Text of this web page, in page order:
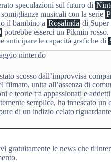
speculazioni sul futuro di
musicali con la serie
il bambino a Rosalinda di Super
potrebbe esserci un Pikmin rosso.
anticipare le capacità grafiche di
nintendo
scosso dall’improvvisa
filmato, unita all’assenza di
e teorie tra appassionati e
semplice, ha innescato
di un indizio celato
gratuitamente le news che ti